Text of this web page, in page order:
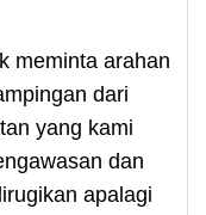
meminta arahan
dari
yang kami
dan
apalagi